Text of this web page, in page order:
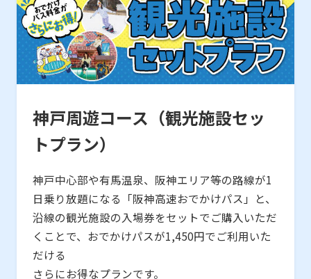
神戸周遊コース（観光施設セッ
トプラン）
神戸中心部や有馬温泉、阪神エリア等の路線が1
日乗り放題になる「阪神高速おでかけパス」と、
沿線の観光施設の入場券をセットでご購入いただ
くことで、おでかけパスが1,450円でご利用いた
だける
さらにお得なプランです。